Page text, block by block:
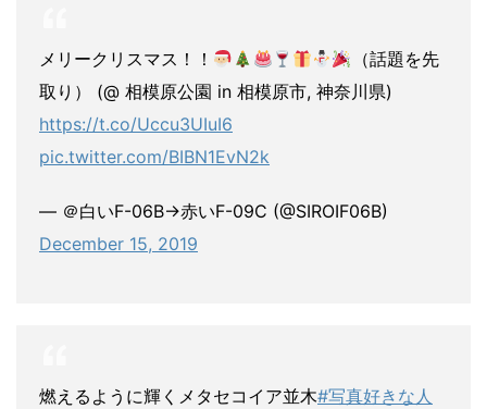
メリークリスマス！！
（話題を先
取り） (@ 相模原公園 in 相模原市, 神奈川県)
https://t.co/Uccu3UIuI6
pic.twitter.com/BIBN1EvN2k
— ＠白いF-06B→赤いF-09C (@SIROIF06B)
December 15, 2019
燃えるように輝くメタセコイア並木#写真好きな人